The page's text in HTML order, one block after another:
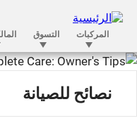
نصائح
نصائح للصيانة